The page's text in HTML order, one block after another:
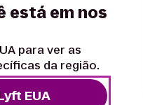
está em nos
para ver as
da região.
EUA